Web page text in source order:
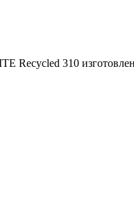
Recycled 310